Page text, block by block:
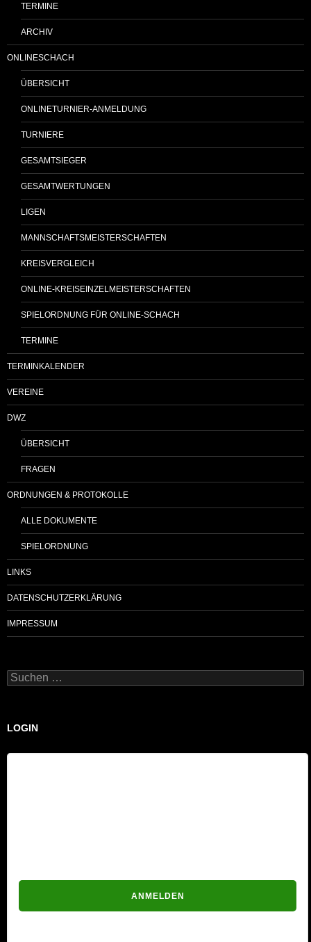
TERMINE
ARCHIV
ONLINESCHACH
ÜBERSICHT
ONLINETURNIER-ANMELDUNG
TURNIERE
GESAMTSIEGER
GESAMTWERTUNGEN
LIGEN
MANNSCHAFTSMEISTERSCHAFTEN
KREISVERGLEICH
ONLINE-KREISEINZELMEISTERSCHAFTEN
SPIELORDNUNG FÜR ONLINE-SCHACH
TERMINE
TERMINKALENDER
VEREINE
DWZ
ÜBERSICHT
FRAGEN
ORDNUNGEN & PROTOKOLLE
ALLE DOKUMENTE
SPIELORDNUNG
LINKS
DATENSCHUTZERKLÄRUNG
IMPRESSUM
Suchen
nach:
LOGIN